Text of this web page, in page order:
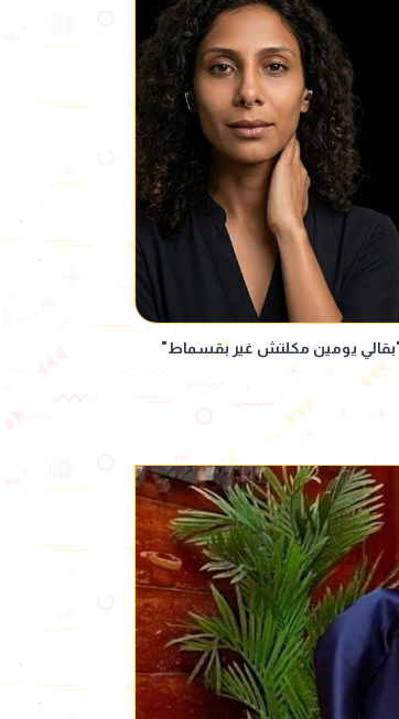
"بقالي يومين مكلتش غير بقسماط"